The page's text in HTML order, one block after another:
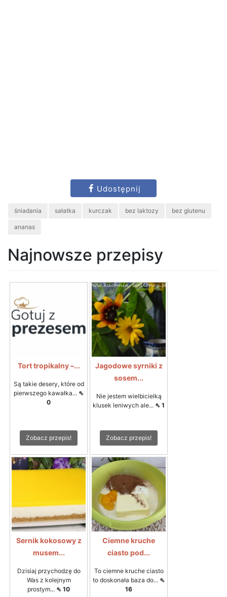
Udostępnij
śniadania sałatka kurczak bez laktozy bez glutenu
ananas
Najnowsze przepisy
Tort tropikalny –...
Są takie desery, które od
pierwszego kawałka... ⇖
0
Zobacz przepis!
Jagodowe syrniki z
sosem...
Nie jestem wielbicielką
klusek leniwych ale... ⇖ 1
Zobacz przepis!
Sernik kokosowy z
musem...
Dzisiaj przychodzę do
Was z kolejnym
prostym... ⇖ 10
Ciemne kruche
ciasto pod...
To ciemne kruche ciasto
to doskonała baza do... ⇖
16